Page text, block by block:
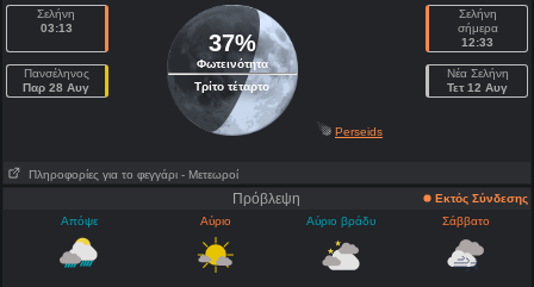
Σελήνη
03:13
Πανσέληνος
Παρ 28 Αυγ
37%
Φωτεινότητα
Τρίτο τέταρτο
Σελήνη
σήμερα
12:33
Νέα Σελήνη
Τετ 12 Αυγ
Perseids
Πληροφορίες για το φεγγάρι - Μετεωροί
Πρόβλεψη
Εκτός Σύνδεσης
Απόψε
Αύριο Αύριο βράδυ Σάββατο